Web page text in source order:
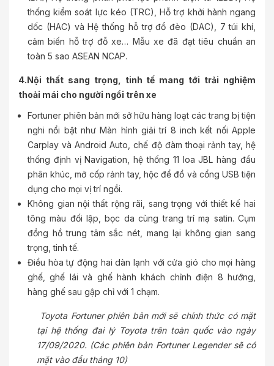
thống kiểm soát lực kéo (TRC), Hỗ trợ khởi hành ngang
dốc (HAC) và Hệ thống hỗ trợ đổ đèo (DAC), 7 túi khí,
cảm biến hỗ trợ đỗ xe… Mẫu xe đã đạt tiêu chuẩn an
toàn 5 sao ASEAN NCAP.
4.Nội thất sang trọng, tinh tế mang tới trải nghiệm
thoải mái cho người ngồi trên xe
Fortuner phiên bản mới sở hữu hàng loạt các trang bị tiện
nghi nổi bật như Màn hình giải trí 8 inch kết nối Apple
Carplay và Android Auto, chế độ đàm thoại rảnh tay, hệ
thống định vị Navigation, hệ thống 11 loa JBL hàng đầu
phân khúc, mở cốp rảnh tay, hộc để đồ và cổng USB tiện
dụng cho mọi vị trí ngồi.
Không gian nội thất rộng rãi, sang trọng với thiết kế hai
tông màu đối lập, bọc da cùng trang trí mạ satin. Cụm
đồng hồ trung tâm sắc nét, mang lại không gian sang
trọng, tinh tế.
Điều hòa tự động hai dàn lạnh với cửa gió cho mọi hàng
ghế, ghế lái và ghế hành khách chỉnh điện 8 hướng,
hàng ghế sau gập chỉ với 1 chạm.
Toyota Fortuner phiên bản mới sẽ chính thức có mặt
tại hệ thống đai lý Toyota trên toàn quốc vào ngày
17/09/2020. (Các phiên bản Fortuner Legender sẽ có
mặt vào đầu tháng 10)